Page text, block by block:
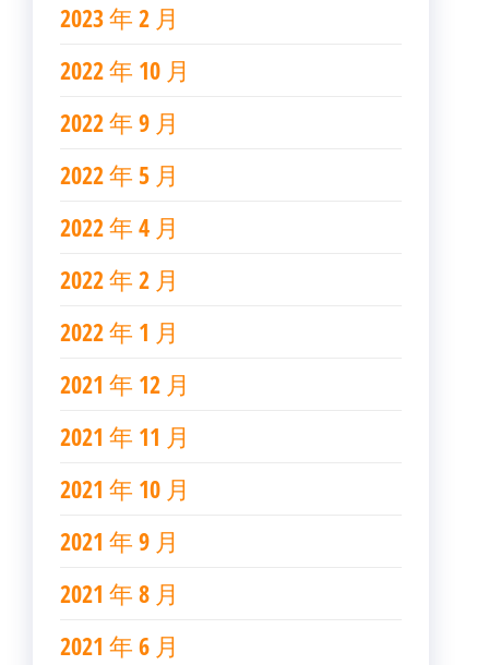
2023 年 2 月
2022 年 10 月
2022 年 9 月
2022 年 5 月
2022 年 4 月
2022 年 2 月
2022 年 1 月
2021 年 12 月
2021 年 11 月
2021 年 10 月
2021 年 9 月
2021 年 8 月
2021 年 6 月